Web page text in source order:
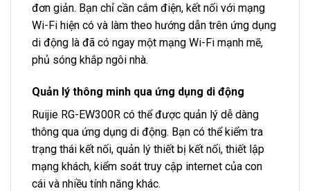
đơn giản. Bạn chỉ cần cắm điện, kết nối với mạng
Wi-Fi hiện có và làm theo hướng dẫn trên ứng dụng
di động là đã có ngay một mạng Wi-Fi mạnh mẽ,
phủ sóng khắp ngôi nhà.
Quản lý thông minh qua ứng dụng di động
Ruijie RG-EW300R có thể được quản lý dễ dàng
thông qua ứng dụng di động. Bạn có thể kiểm tra
trạng thái kết nối, quản lý thiết bị kết nối, thiết lập
mạng khách, kiểm soát truy cập internet của con
cái và nhiều tính năng khác.